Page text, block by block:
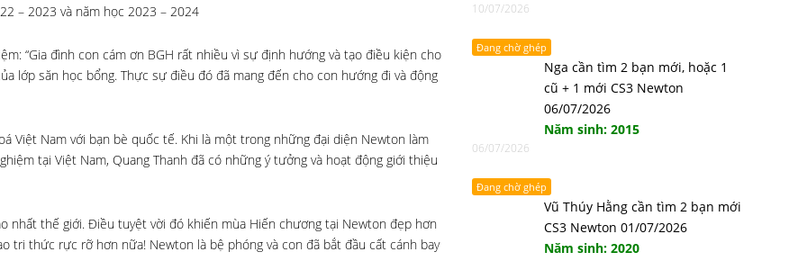
– 2023 và năm học 2023 – 2024
“Gia đình con cám ơn BGH rất nhiều vì sự định hướng và tạo điều kiện cho
lớp săn học bổng. Thực sự điều đó đã mang đến cho con hướng đi và động
Việt Nam với bạn bè quốc tế. Khi là một trong những đại diện Newton làm
tại Việt Nam, Quang Thanh đã có những ý tưởng và hoạt động giới thiệu
nhất thế giới. Điều tuyệt vời đó khiến mùa Hiến chương tại Newton đẹp hơn
tri thức rực rỡ hơn nữa! Newton là bệ phóng và con đã bắt đầu cất cánh bay
10/07/2026
Đang chờ ghép
Nga cần tìm 2 bạn mới, hoặc 1
cũ + 1 mới CS3 Newton
06/07/2026
Năm sinh: 2015
06/07/2026
Đang chờ ghép
Vũ Thúy Hằng cần tìm 2 bạn mới
CS3 Newton 01/07/2026
Năm sinh: 2020